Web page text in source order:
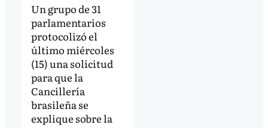
Un grupo de 31
parlamentarios
protocolizó el
último miércoles
(15) una solicitud
para que la
Cancillería
brasileña se
explique sobre la